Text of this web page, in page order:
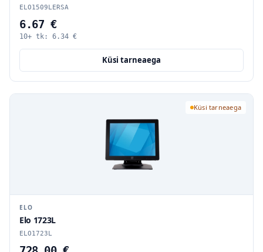
ELO1509LERSA
6.67 €
10+ tk: 6.34 €
Küsi tarneaega
Küsi tarneaega
ELO
Elo 1723L
ELO1723L